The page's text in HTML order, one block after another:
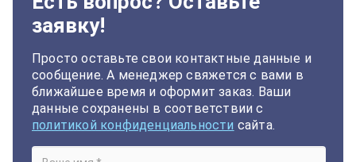
заявку!
Просто оставьте свои контактные данные и
сообщение. А менеджер свяжется с вами в
ближайшее время и оформит заказ. Ваши
данные сохранены в соответствии с
политикой конфиденциальности сайта.